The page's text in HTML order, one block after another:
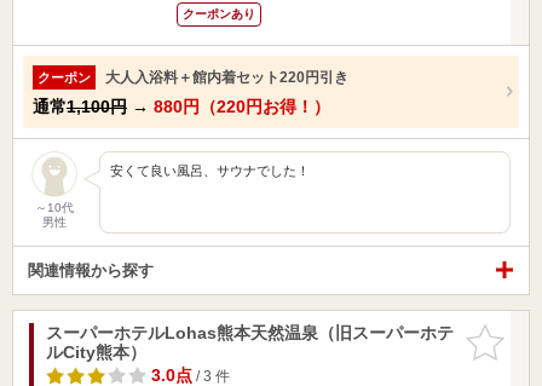
クーポンあり
クーポン 大人入浴料＋館内着セット220円引き
通常1,100円 → 880円（220円お得！）
～10代
男性
安くて良い風呂、サウナでした！
関連情報から探す
お気に入
りに追加
スーパーホテルLohas熊本天然温泉（旧スーパーホテ
ルCity熊本）
3.0点/ 3 件